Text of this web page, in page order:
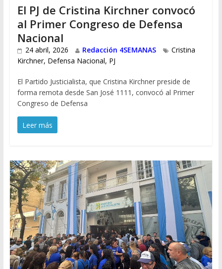
El PJ de Cristina Kirchner convocó
al Primer Congreso de Defensa
Nacional
24 abril, 2026 Redacción 4SEMANAS
Cristina
Kirchner, Defensa Nacional, PJ
El Partido Justicialista, que Cristina Kirchner preside de
forma remota desde San José 1111, convocó al Primer
Congreso de Defensa
Leer más